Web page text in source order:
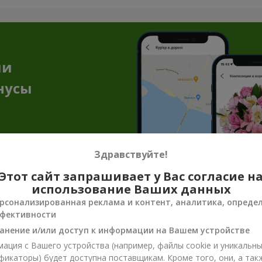
продукция к цветочным
чтобы передать всё настроение, заботу или
и делают подарок завершённым. Сувенирная
Здравствуйте!
Этот сайт запрашивает у Вас согласие на
использование Ваших данных
реклама и контент, аналитика,
и/или доступ к информации на Вашем устройстве
с Вашего устройства (например, файлы cookie и
будет доступна поставщикам. Кроме того, они, а